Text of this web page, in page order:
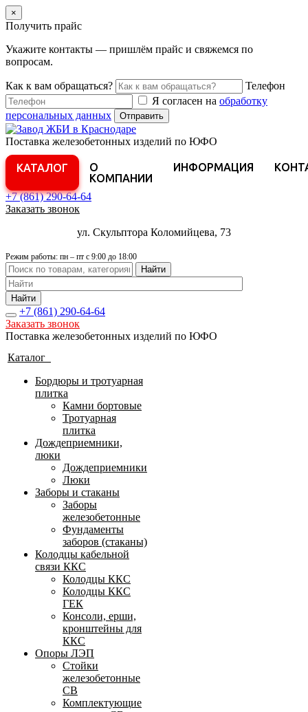
×
Получить прайс
Укажите контакты — пришлём прайс и свяжемся по
вопросам.
Как к вам обращаться?
Телефон
Я согласен на обработку
персональных данных
Отправить
Поставка железобетонных изделий по ЮФО
КАТАЛОГ
О
КОМПАНИИ
ИНФОРМАЦИЯ
+7 (861)290-64-64
Заказать звонок
ул. Скульптора Коломийцева, 73
Режим работы: пн – пт с 9:00 до 18:00
Найти
Найти
+7 (861) 290-64-64
Заказать звонок
Поставка железобетонных изделий по ЮФО
Каталог
Бордюры и тротуарная
плитка
Камни бортовые
Тротуарная
плитка
Дождеприемники,
люки
Дождеприемники
Люки
Заборы и стаканы
Заборы
железобетонные
Фундаменты
заборов (стаканы)
Колодцы кабельной
связи ККС
Колодцы ККС
Колодцы ККС
ГЕК
Консоли, ерши,
кронштейны для
ККС
Опоры ЛЭП
Стойки
железобетонные
СВ
Комплектующие